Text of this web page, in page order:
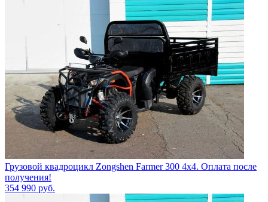
Грузовой квадроцикл Zongshen Farmer 300 4х4. Оплата после
получения!
354 990 руб.